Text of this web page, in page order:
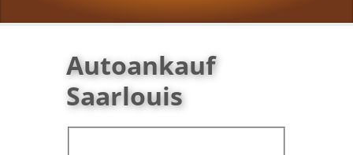
Autoankauf
Saarlouis